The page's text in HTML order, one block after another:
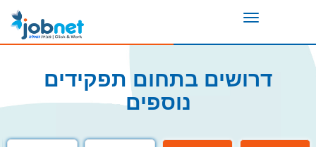
Toggle
דרושים בתחום תפקידים
נוספים